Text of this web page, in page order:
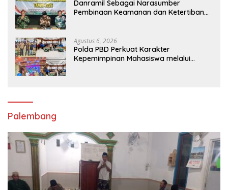
Danramil Sebagai Narasumber
Pembinaan Keamanan dan Ketertiban
Agustus 6, 2026
Polda PBD Perkuat Karakter
Kepemimpinan Mahasiswa melalui
Palembang